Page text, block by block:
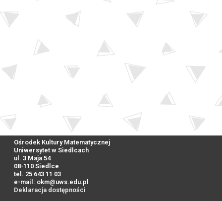
Ośrodek Kultury Matematycznej
Uniwersytet w Siedlcach
ul. 3 Maja 54
08-110 Siedlce
tel. 25 643 11 03
e-mail: okm@uws.edu.pl
Deklaracja dostępności